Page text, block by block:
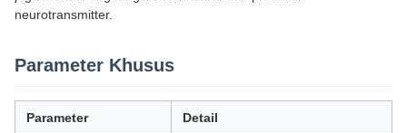
neurotransmitter.
Parameter Khusus
Parameter Detail